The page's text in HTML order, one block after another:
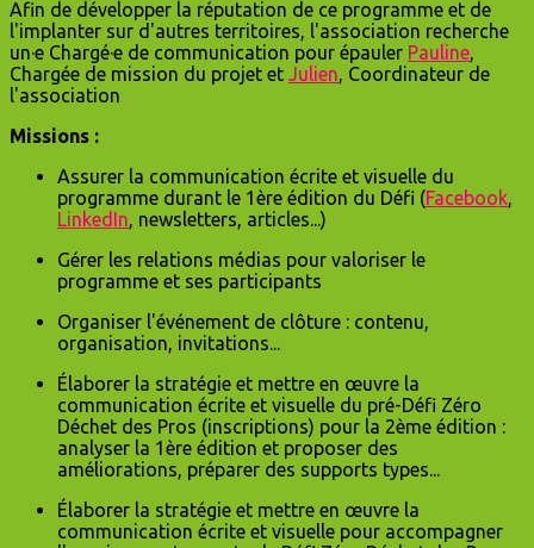
Afin de développer la réputation de ce programme et de
l'implanter sur d'autres territoires, l'association recherche
un·e Chargé·e de communication pour épauler Pauline,
Chargée de mission du projet et Julien, Coordinateur de
l'association
Missions :
Assurer la communication écrite et visuelle du
programme durant le 1ère édition du Défi (Facebook,
LinkedIn, newsletters, articles...)
Gérer les relations médias pour valoriser le
programme et ses participants
Organiser l'événement de clôture : contenu,
organisation, invitations...
Élaborer la stratégie et mettre en œuvre la
communication écrite et visuelle du pré-Défi Zéro
Déchet des Pros (inscriptions) pour la 2ème édition :
analyser la 1ère édition et proposer des
améliorations, préparer des supports types...
Élaborer la stratégie et mettre en œuvre la
communication écrite et visuelle pour accompagner